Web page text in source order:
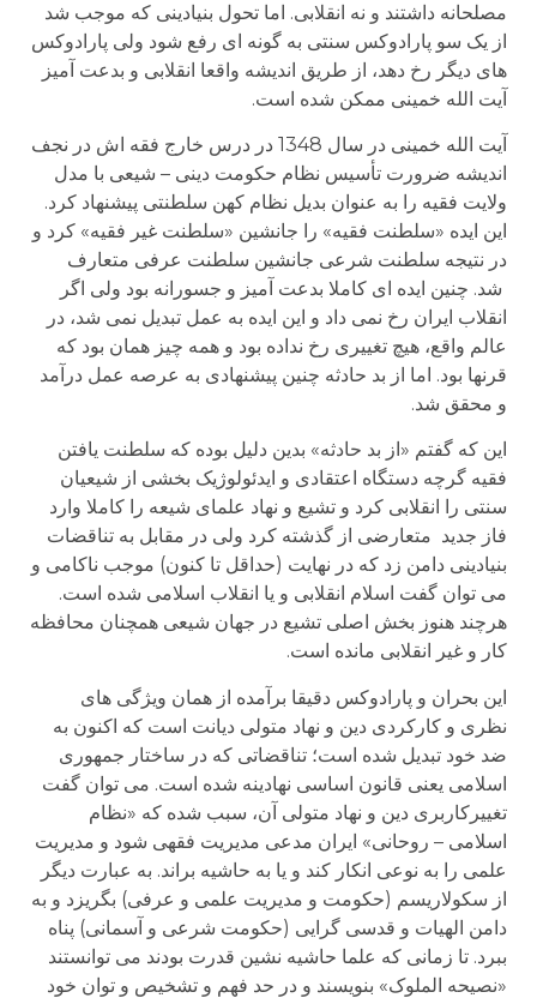
مصلحانه داشتند و نه انقلابی. اما تحول بنیادینی که موجب شد
از یک سو پارادوکس سنتی به گونه ای رفع شود ولی پارادوکس
های دیگر رخ دهد، از طریق اندیشه واقعا انقلابی و بدعت آمیز
آیت الله خمینی ممکن شده است.
آیت الله خمینی در سال 1348 در درس خارج فقه اش در نجف
اندیشه ضرورت تأسیس نظام حکومت دینی – شیعی با مدل
ولایت فقیه را به عنوان بدیل نظام کهن سلطنتی پیشنهاد کرد.
این ایده «سلطنت فقیه» را جانشین «سلطنت غیر فقیه» کرد و
در نتیجه سلطنت شرعی جانشین سلطنت عرفی متعارف
شد. چنین ایده ای کاملا بدعت آمیز و جسورانه بود ولی اگر
انقلاب ایران رخ نمی داد و این ایده به عمل تبدیل نمی شد، در
عالم واقع، هیچ تغییری رخ نداده بود و همه چیز همان بود که
قرنها بود. اما از بد حادثه چنین پیشنهادی به عرصه عمل درآمد
و محقق شد.
این که گفتم «از بد حادثه» بدین دلیل بوده که سلطنت یافتن
فقیه گرچه دستگاه اعتقادی و ایدئولوژیک بخشی از شیعیان
سنتی را انقلابی کرد و تشیع و نهاد علمای شیعه را کاملا وارد
فاز جدید متعارضی از گذشته کرد ولی در مقابل به تناقضات
بنیادینی دامن زد که در نهایت (حداقل تا کنون) موجب ناکامی و
می توان گفت اسلام انقلابی و یا انقلاب اسلامی شده است.
هرچند هنوز بخش اصلی تشیع در جهان شیعی همچنان محافظه
کار و غیر انقلابی مانده است.
این بحران و پارادوکس دقیقا برآمده از همان ویژگی های
نظری و کارکردی دین و نهاد متولی دیانت است که اکنون به
ضد خود تبدیل شده است؛ تناقضاتی که در ساختار جمهوری
اسلامی یعنی قانون اساسی نهادینه شده است. می توان گفت
تغییرکاربری دین و نهاد متولی آن، سبب شده که «نظام
اسلامی – روحانی» ایران مدعی مدیریت فقهی شود و مدیریت
علمی را به نوعی انکار کند و یا به حاشیه براند. به عبارت دیگر
از سکولاریسم (حکومت و مدیریت علمی و عرفی) بگریزد و به
دامن الهیات و قدسی گرایی (حکومت شرعی و آسمانی) پناه
ببرد. تا زمانی که علما حاشیه نشین قدرت بودند می توانستند
«نصیحه الملوک» بنویسند و در حد فهم و تشخیص و توان خود